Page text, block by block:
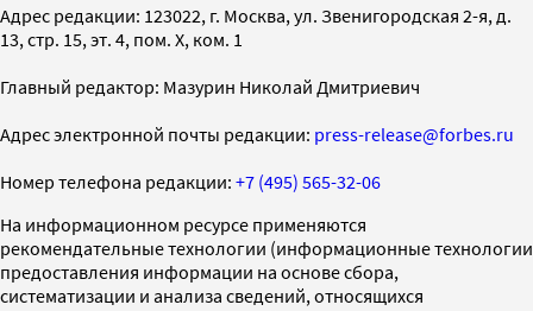
Адрес редакции: 123022, г. Москва, ул. Звенигородская 2-я, д.
13, стр. 15, эт. 4, пом. X, ком. 1
Главный редактор: Мазурин Николай Дмитриевич
Адрес электронной почты редакции: press-release@forbes.ru
Номер телефона редакции: +7 (495) 565-32-06
На информационном ресурсе применяются
рекомендательные технологии (информационные технологии
предоставления информации на основе сбора,
систематизации и анализа сведений, относящихся